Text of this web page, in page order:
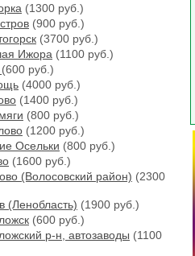
(1300 руб.)
(900 руб.)
(3700 руб.)
Ижора (1100 руб.)
(600 руб.)
(4000 руб.)
(1400 руб.)
(800 руб.)
(1200 руб.)
Осельки (800 руб.)
(1600 руб.)
(Волосовский район) (2300
(Ленобласть) (1900 руб.)
(600 руб.)
р-н, автозаводы (1100